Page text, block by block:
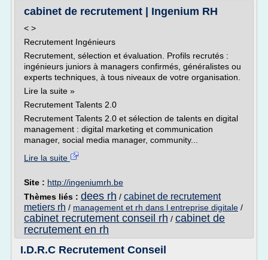
cabinet de recrutement | Ingenium RH
< >
Recrutement Ingénieurs
Recrutement, sélection et évaluation. Profils recrutés :
ingénieurs juniors à managers confirmés, généralistes ou
experts techniques, à tous niveaux de votre organisation.
Lire la suite »
Recrutement Talents 2.0
Recrutement Talents 2.0 et sélection de talents en digital
management : digital marketing et communication
manager, social media manager, community...
Lire la suite
Site : http://ingeniumrh.be
Thèmes liés : dees rh / cabinet de recrutement
metiers rh / management et rh dans l entreprise digitale /
cabinet recrutement conseil rh / cabinet de
recrutement en rh
I.D.R.C Recrutement Conseil